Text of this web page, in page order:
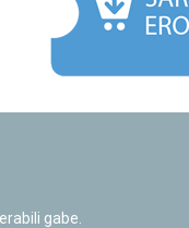
gabe.